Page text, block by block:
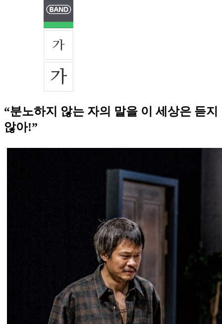
“분노하지 않는 자의 말을 이 세상은 듣지
않아!”